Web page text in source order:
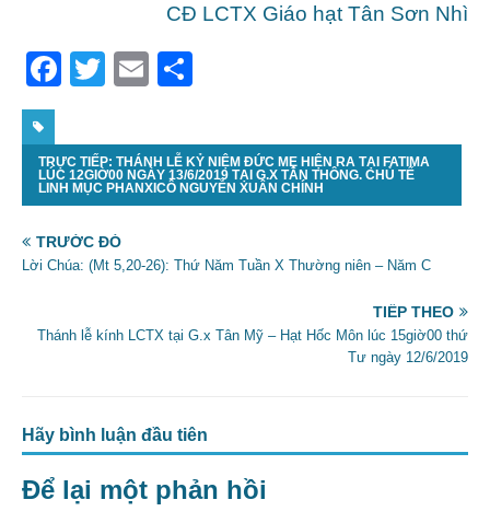
CĐ LCTX Giáo hạt Tân Sơn Nhì
F
c
e
b
o
o
T
itt
er
E
ai
l
ar
e
TRỰC TIẾP: THÁNH LỄ KỶ NIỆM ĐỨC MẸ HIỆN RA TẠI FATIMA
LÚC 12GIỜ00 NGÀY 13/6/2019 TẠI G.X TÂN THÔNG. CHỦ TẾ
LINH MỤC PHANXICÔ NGUYỄN XUÂN CHÍNH
TRƯỚC ĐÓ
Lời Chúa: (Mt 5,20-26): Thứ Năm Tuần X Thường niên – Năm C
TIẾP THEO
Thánh lễ kính LCTX tại G.x Tân Mỹ – Hạt Hốc Môn lúc 15giờ00 thứ
Tư ngày 12/6/2019
Hãy bình luận đầu tiên
Để lại một phản hồi